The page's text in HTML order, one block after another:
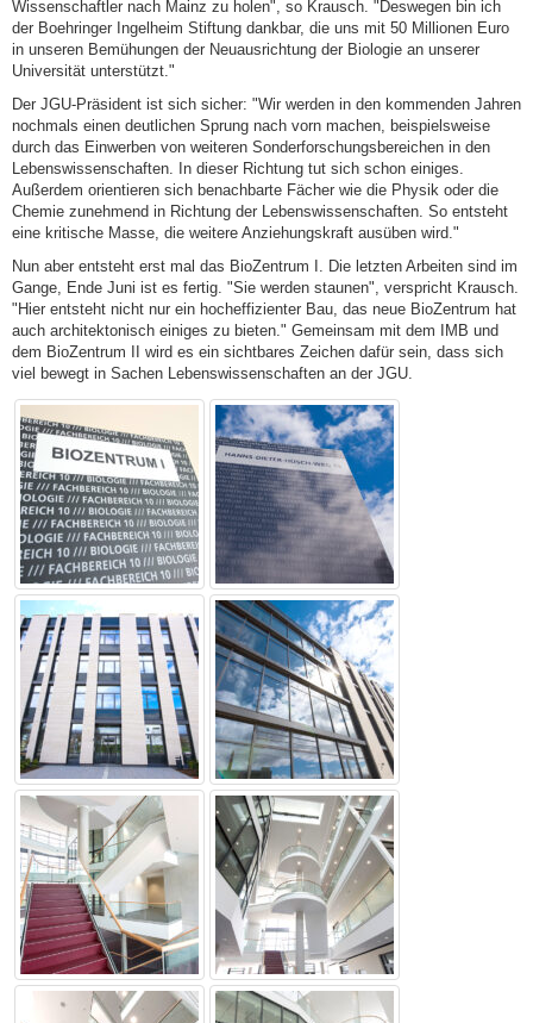
Wissenschaftler nach Mainz zu holen", so Krausch. "Deswegen bin ich
der Boehringer Ingelheim Stiftung dankbar, die uns mit 50 Millionen Euro
in unseren Bemühungen der Neuausrichtung der Biologie an unserer
Universität unterstützt."
Der JGU-Präsident ist sich sicher: "Wir werden in den kommenden Jahren
nochmals einen deutlichen Sprung nach vorn machen, beispielsweise
durch das Einwerben von weiteren Sonderforschungsbereichen in den
Lebenswissenschaften. In dieser Richtung tut sich schon einiges.
Außerdem orientieren sich benachbarte Fächer wie die Physik oder die
Chemie zunehmend in Richtung der Lebenswissenschaften. So entsteht
eine kritische Masse, die weitere Anziehungskraft ausüben wird."
Nun aber entsteht erst mal das BioZentrum I. Die letzten Arbeiten sind im
Gange, Ende Juni ist es fertig. "Sie werden staunen", verspricht Krausch.
"Hier entsteht nicht nur ein hocheffizienter Bau, das neue BioZentrum hat
auch architektonisch einiges zu bieten." Gemeinsam mit dem IMB und
dem BioZentrum II wird es ein sichtbares Zeichen dafür sein, dass sich
viel bewegt in Sachen Lebenswissenschaften an der JGU.